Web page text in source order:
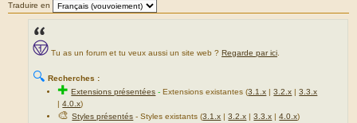
Traduire en
Tu as un forum et tu veux aussi un site web ? Regarde par ici.
🔍 Recherches :
✚Extensions présentées -Extensions existantes (3.1.x |3.2.x |3.3.x
|4.0.x)
🎨Styles présentés - Styles existants (3.1.x |3.2.x |3.3.x |4.0.x)